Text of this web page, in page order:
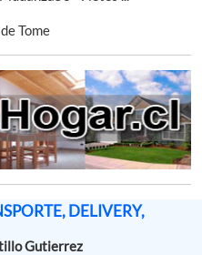
Tome
DELIVERY,
Gutierrez